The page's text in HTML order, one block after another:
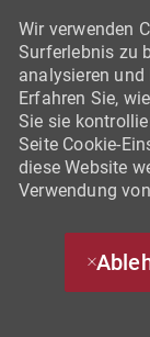
Wir verwenden
Surferlebnis zu
analysieren
Erfahren Sie,
Sie sie
Seite Cookie-
diese Website
Verwendung